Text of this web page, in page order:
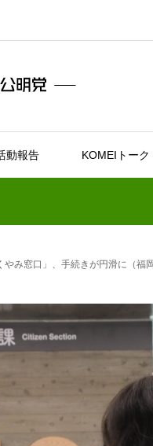
動報告 KOMEIトーク
やみ窓口」、手続きが円滑に（福